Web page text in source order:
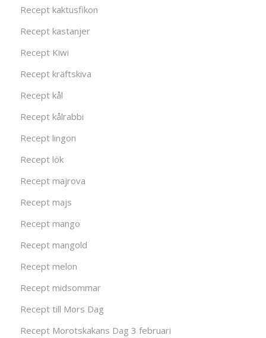
Recept kaktusfikon
Recept kastanjer
Recept Kiwi
Recept kräftskiva
Recept kål
Recept kålrabbi
Recept lingon
Recept lök
Recept majrova
Recept majs
Recept mango
Recept mangold
Recept melon
Recept midsommar
Recept till Mors Dag
Recept Morotskakans Dag 3 februari